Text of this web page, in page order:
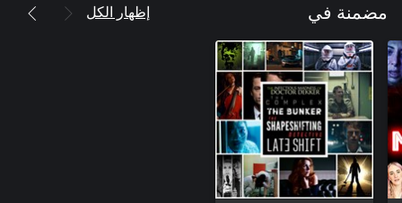
مضمنة في إظهار الكل